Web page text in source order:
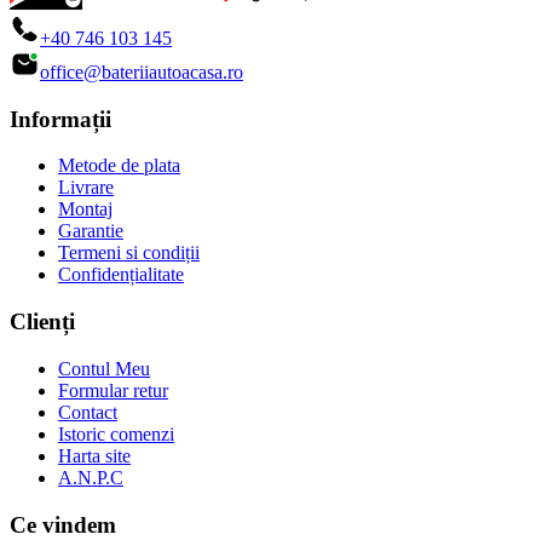
+40 746 103 145
office@bateriiautoacasa.ro
Informații
Metode de plata
Livrare
Montaj
Garantie
Termeni si condiții
Confidențialitate
Clienți
Contul Meu
Formular retur
Contact
Istoric comenzi
Harta site
A.N.P.C
Ce vindem